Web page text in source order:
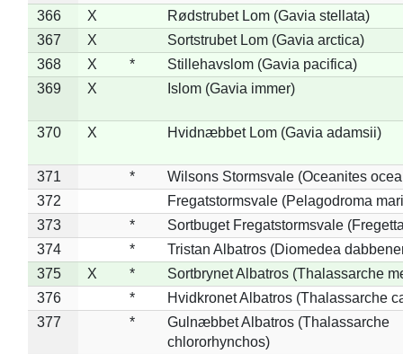
366
X
Rødstrubet Lom (Gavia stellata)
367
X
Sortstrubet Lom (Gavia arctica)
368
X *
Stillehavslom (Gavia pacifica)
369
X Islom (Gavia immer)
370 X Hvidnæbbet Lom (Gavia adamsii)
371 *
Wilsons Stormsvale (Oceanites
372
Fregatstormsvale (Pelagodroma
373
*
Sortbuget Fregatstormsvale
374
*
Tristan Albatros (Diomedea
375
X *
Sortbrynet Albatros (Thalassarche
376
*
Hvidkronet Albatros (Thalassarche
377
*
Gulnæbbet Albatros (Thalassarche
chlororhynchos)